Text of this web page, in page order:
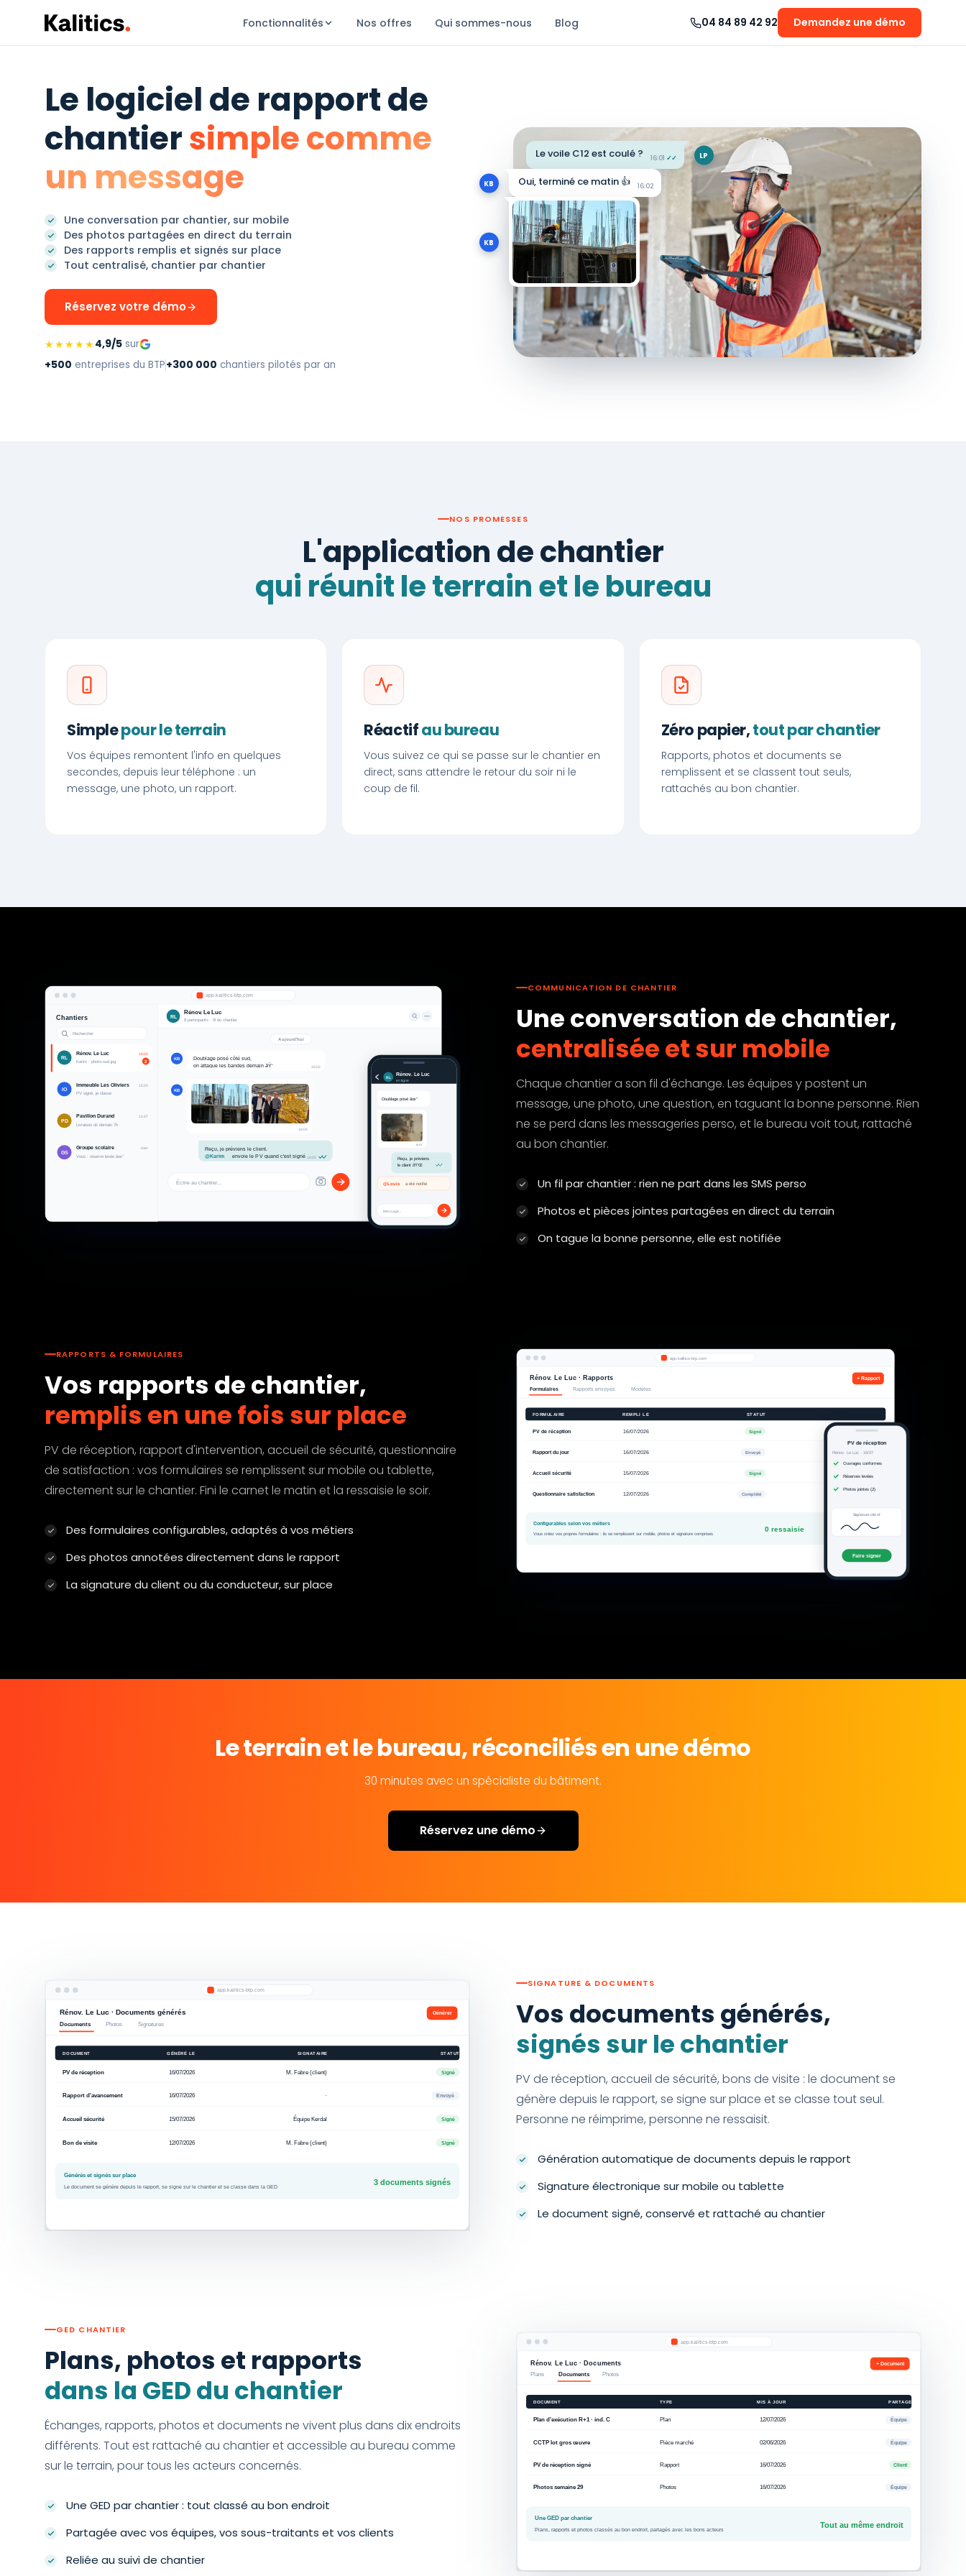
Fonctionnalités Nos offres Qui sommes-nous Blog 04 84 89 42 92 Demandez une démo
Le logiciel de rapport de
chantiersimple comme
un message
Une conversation par chantier, sur mobile
Des photos partagées en direct du terrain
Des rapports remplis et signés sur place
Tout centralisé, chantier par chantier
Réservez votre démo
★★★★★4,9/5 sur
+500 entreprises du BTP+300 000 chantiers pilotés par an
LP
Le voile C12 est coulé ? 16:01 ✓✓
KB Oui, terminé ce matin 👍 16:02
KB
NOS PROMESSES
L'application de chantier
qui réunit le terrain et le bureau
Simplepour le terrain
Vos équipes remontent l'info en quelques
secondes, depuis leur téléphone : un
message, une photo, un rapport.
Réactifau bureau
Vous suivez ce qui se passe sur le chantier en
direct, sans attendre le retour du soir ni le
coup de fil.
Zéro papier,tout par chantier
Rapports, photos et documents se
remplissent et se classent tout seuls,
rattachés au bon chantier.
COMMUNICATION DE CHANTIER
Une conversation de chantier,
centralisée et sur mobile
Chaque chantier a son fil d'échange. Les équipes y postent un
message, une photo, une question, en taguant la bonne personne. Rien
ne se perd dans les messageries perso, et le bureau voit tout, rattaché
au bon chantier.
Un fil par chantier : rien ne part dans les SMS perso
Photos et pièces jointes partagées en direct du terrain
On tague la bonne personne, elle est notifiée
RAPPORTS & FORMULAIRES
Vos rapports de chantier,
remplis en une fois sur place
PV de réception, rapport d'intervention, accueil de sécurité, questionnaire
de satisfaction : vos formulaires se remplissent sur mobile ou tablette,
directement sur le chantier. Fini le carnet le matin et la ressaisie le soir.
Des formulaires configurables, adaptés à vos métiers
Des photos annotées directement dans le rapport
La signature du client ou du conducteur, sur place
Le terrain et le bureau, réconciliés en une démo
30 minutes avec un spécialiste du bâtiment.
Réservez une démo
SIGNATURE & DOCUMENTS
Vos documents générés,
signés sur le chantier
PV de réception, accueil de sécurité, bons de visite : le document se
génère depuis le rapport, se signe sur place et se classe tout seul.
Personne ne réimprime, personne ne ressaisit.
Génération automatique de documents depuis le rapport
Signature électronique sur mobile ou tablette
Le document signé, conservé et rattaché au chantier
GED CHANTIER
Plans, photos et rapports
dans la GED du chantier
Échanges, rapports, photos et documents ne vivent plus dans dix endroits
différents. Tout est rattaché au chantier et accessible au bureau comme
sur le terrain, pour tous les acteurs concernés.
Une GED par chantier : tout classé au bon endroit
Partagée avec vos équipes, vos sous-traitants et vos clients
Reliée au suivi de chantier